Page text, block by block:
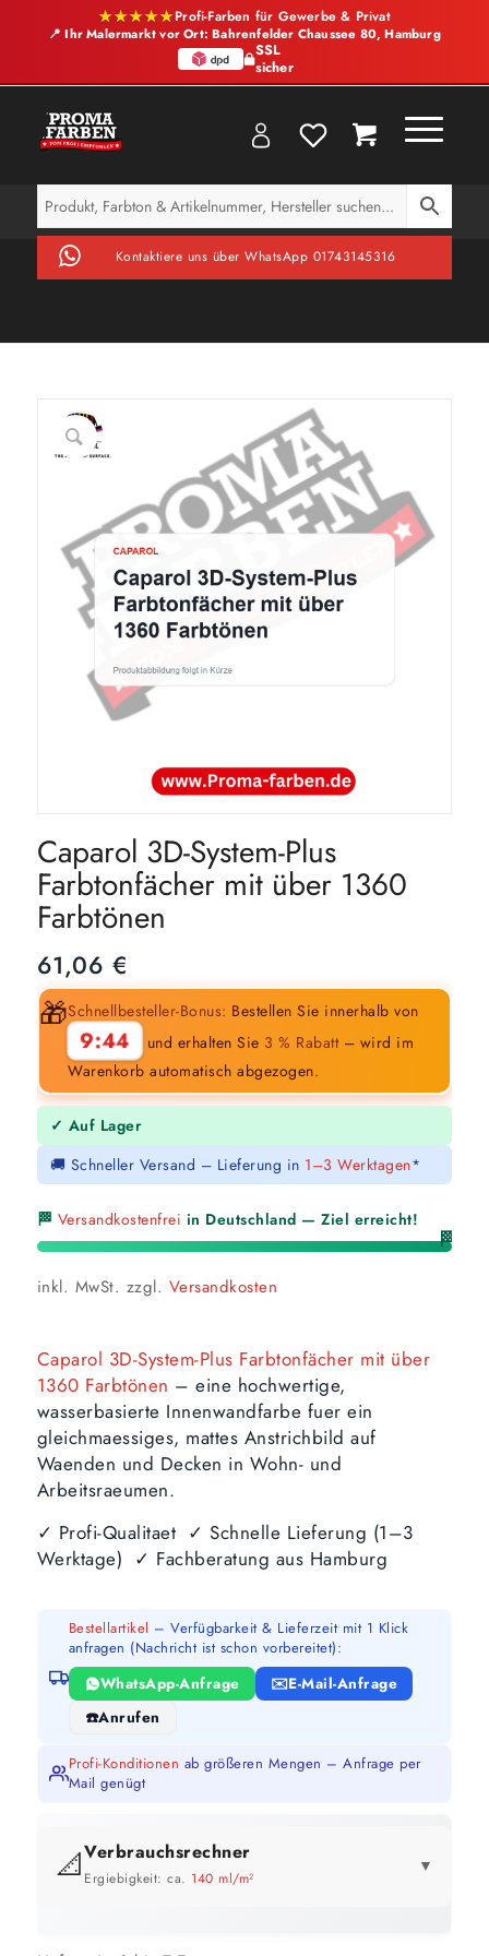
★★★★★Profi-Farben für Gewerbe & Privat
📍 Ihr Malermarkt vor Ort: Bahrenfelder Chaussee 80, Hamburg
SSL
sicher
Kontaktiere uns über WhatsApp 01743145316
Caparol 3D-System-Plus
Farbtonfächer mit über 1360
Farbtönen
61,06 €
🎁Schnellbesteller-Bonus: Bestellen Sie innerhalb von
9:43 und erhalten Sie 3 % Rabatt– wird im
Warenkorb automatisch abgezogen.
✓ Auf Lager
🚚 Schneller Versand – Lieferung in 1–3 Werktagen*
🏁 Versandkostenfrei in Deutschland — Ziel erreicht!
🏁
inkl. MwSt. zzgl. Versandkosten
Caparol 3D-System-Plus Farbtonfächer mit über
1360 Farbtönen – eine hochwertige,
wasserbasierte Innenwandfarbe fuer ein
gleichmaessiges, mattes Anstrichbild auf
Waenden und Decken in Wohn- und
Arbeitsraeumen.
✓ Profi-Qualitaet ✓ Schnelle Lieferung (1–3
Werktage) ✓ Fachberatung aus Hamburg
Bestellartikel – Verfügbarkeit & Lieferzeit mit 1 Klick
anfragen (Nachricht ist schon vorbereitet):
WhatsApp-Anfrage
E-Mail-Anfrage
Anrufen
Profi-Konditionen ab größeren Mengen – Anfrage per
Mail genügt
📐Verbrauchsrechner
Ergiebigkeit: ca. 140 ml/m²
▼